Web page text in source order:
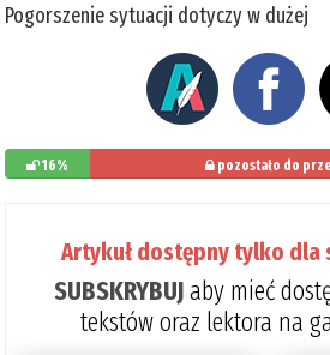
Pogorszenie sytuacji dotyczy w dużej
16% pozostało do
Artykuł dostępny tylko
SUBSKRYBUJaby mieć
tekstów oraz lektora na